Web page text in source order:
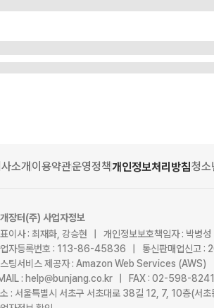
소개이용약관운영정책개인정보처리방침청소
장터(주) 사업자정보
이사 : 최재화, 강승현 | 개인정보보호책임자 : 박병성
자등록번호 : 113-86-45836 | 통신판매업신고 :
팅서비스 제공자 : Amazon Web Services (AWS)
: help@bunjang.co.kr | FAX : 02-598-
: 서울특별시 서초구 서초대로 38길 12, 7, 10층(서